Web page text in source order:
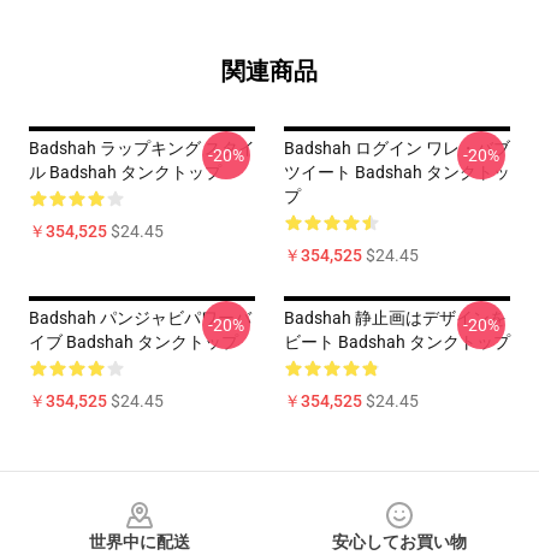
関連商品
Badshah ラップキング スタイ
ル Badshah タンクトップ
￥354,525$24.45
-20%
Badshah ログイン ワレ・バブ
ツイート Badshah タンクトッ
プ
￥354,525$24.45
-20%
Badshah パンジャビパワーバ
イブ Badshah タンクトップ
￥354,525$24.45
-20%
Badshah 静止画はデザインを
ビート Badshah タンクトップ
￥354,525$24.45
-20%
世界中に配送
安心してお買い物